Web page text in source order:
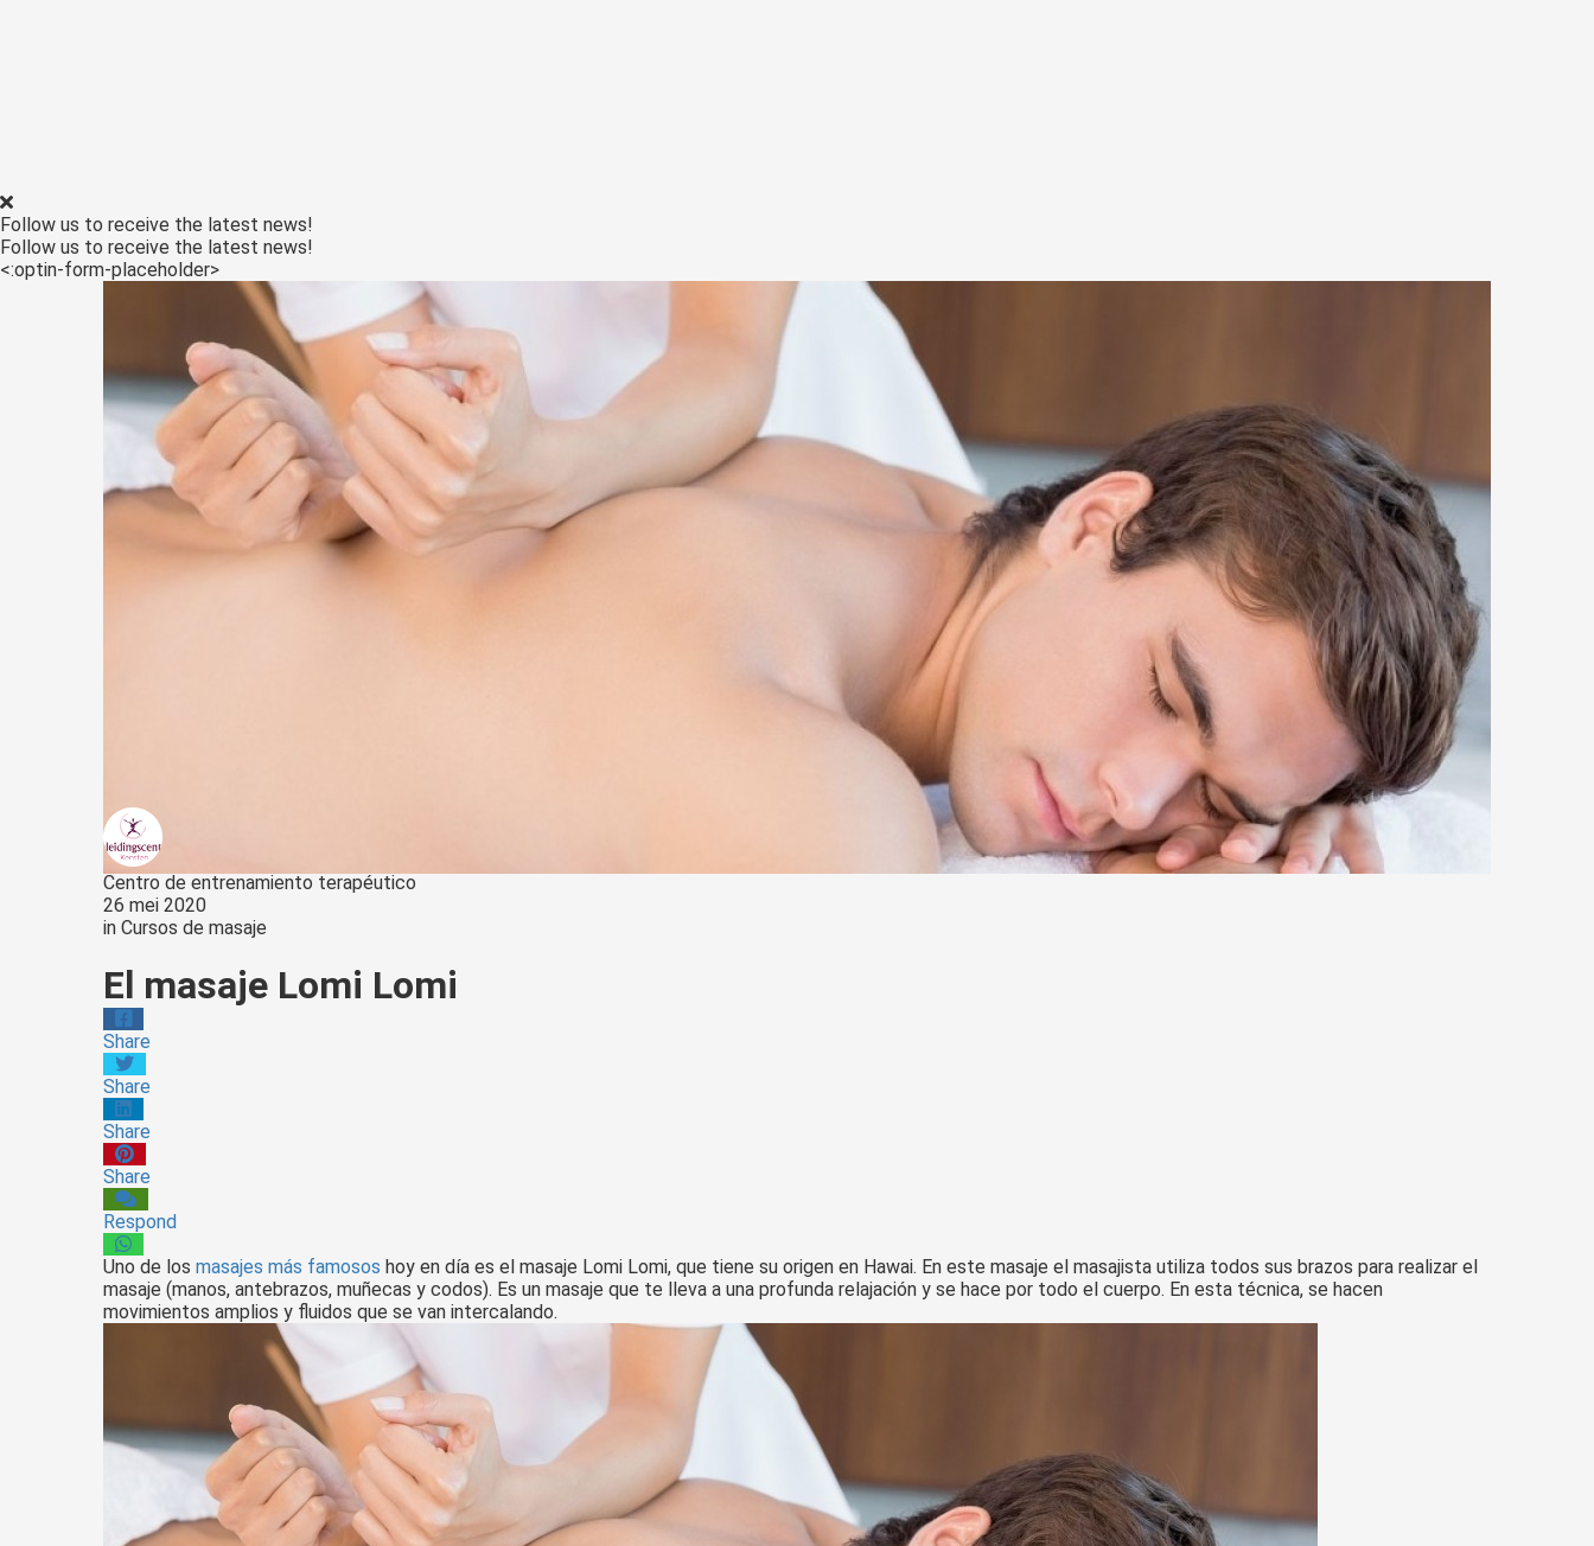
Follow us to receive the latest news!
Follow us to receive the latest news!
<:optin-form-placeholder>
Centro de entrenamiento terapéutico
26 mei 2020
in Cursos de masaje
El masaje Lomi Lomi
Share
Share
Share
Share
Respond
Uno de los masajes más famosos hoy en día es el masaje Lomi Lomi, que tiene su origen en Hawai. En este masaje el masajista utiliza todos sus brazos para realizar el
masaje (manos, antebrazos, muñecas y codos). Es un masaje que te lleva a una profunda relajación y se hace por todo el cuerpo. En esta técnica, se hacen
movimientos amplios y fluidos que se van intercalando.